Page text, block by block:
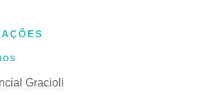
Gracioli